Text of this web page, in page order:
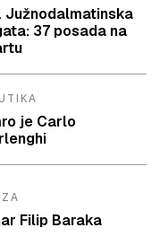
Južnodalmatinska
37 posada na
je Carlo
Filip Baraka